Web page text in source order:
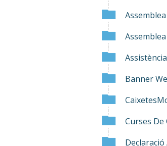
Banner
Curses De